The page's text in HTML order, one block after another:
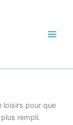
loisirs pour que
rempli.